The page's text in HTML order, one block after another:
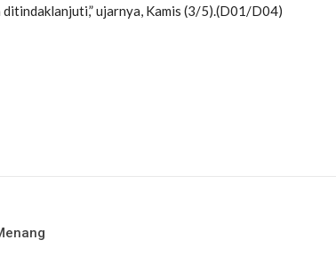
ujarnya, Kamis (3/5).(D01/D04)